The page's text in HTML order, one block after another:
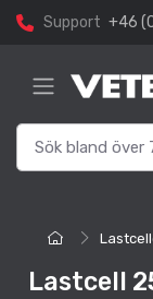
Support +46
Lastcell